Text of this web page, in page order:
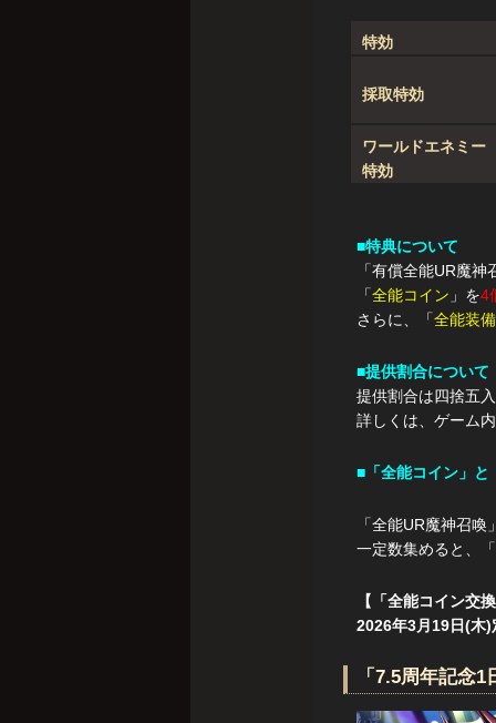
特効
採取特効
ワールドエネミー
特効
■特典について
「有償全能UR魔
「全能コイン 」を4
さらに、「全能装
■提供割合について
提供割合は四捨五
詳しくは、ゲーム
■「全能コイン」と
「全能UR魔神召
一定数集めると、
【「全能コイン交
2026年3月19日(木
「7.5周年記念